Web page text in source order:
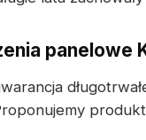
panelowe